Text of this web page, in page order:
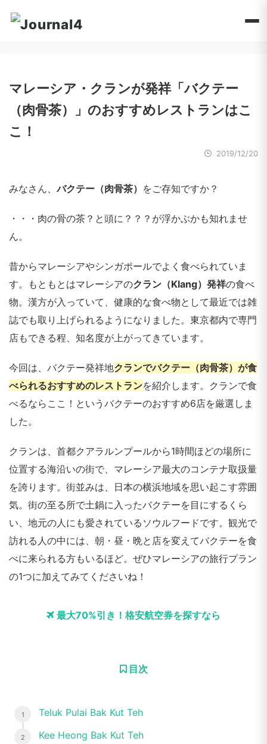
マレーシア・クランが発祥「バクテー
（肉骨茶）」のおすすめレストランはこ
こ！
2019/12/20
みなさん、バクテー（肉骨茶） をご存知ですか？
・・・肉の骨の茶？と頭に？？？が浮かぶかも知れませ
ん。
昔からマレーシアやシンガポールでよく食べられていま
す。もともとはマレーシアのクラン（Klang）発祥の食べ
物。漢方が入っていて、健康的な食べ物として最近では雑
誌でも取り上げられるようになりました。東京都内で専門
店もできる程、知名度が上がってきています。
今回は、バクテー発祥地クランでバクテー（肉骨茶）が食
べられるおすすめのレストランを紹介します。クランで食
べるならここ！というバクテーのおすすめ6店を厳選しま
した。
クランは、首都クアラルンプールから1時間ほどの場所に
位置する海沿いの街で、マレーシア最大のコンテナ取扱量
を誇ります。街並みは、日本の横浜地域を思い起こす雰囲
気。街の至る所で土鍋に入ったバクテーを目にするくら
い、地元の人にも愛されているソウルフードです。観光で
訪れる人の中には、朝・昼・晩と店を変えてバクテーを食
べに来られる方もいるほど。ぜひマレーシアの旅行プラン
の1つに加えてみてくださいね！
最大70%引き！格安航空券を探すなら
目次
Teluk Pulai Bak Kut Teh
Kee Heong Bak Kut Teh